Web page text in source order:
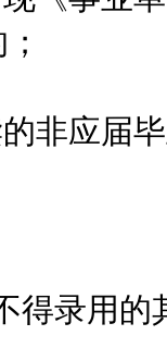
应届毕
录用的